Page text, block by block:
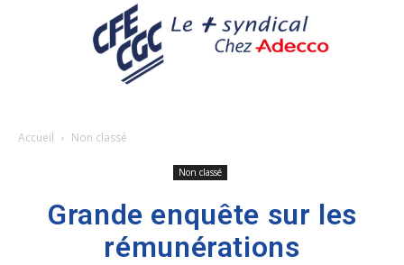
Accueil Non classé
Non classé
Grande enquête sur les
rémunérations